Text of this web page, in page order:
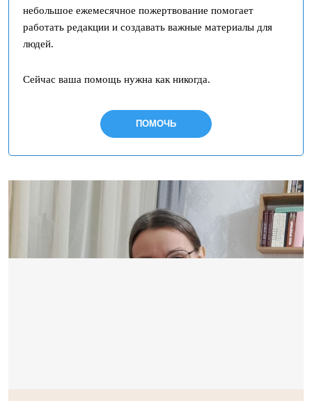
небольшое ежемесячное пожертвование помогает
работать редакции и создавать важные материалы для
людей.
Сейчас ваша помощь нужна как никогда.
ПОМОЧЬ